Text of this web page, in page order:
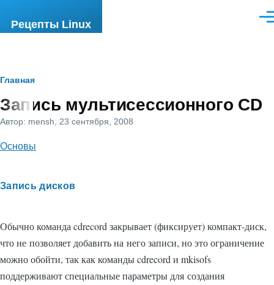
Рецепты Linux
Строка
навигации
Главная
Запись мультисессионного CD
Автор: mensh , 23 сентября, 2008
Основы
Запись дисков
Обычно команда cdrecord закрывает (фиксирует) компакт-диск,
что не позволяет добавить на него записи, но это ограничение
можно обойти, так как команды cdrecord и mkisofs
поддерживают специальные параметры для создания